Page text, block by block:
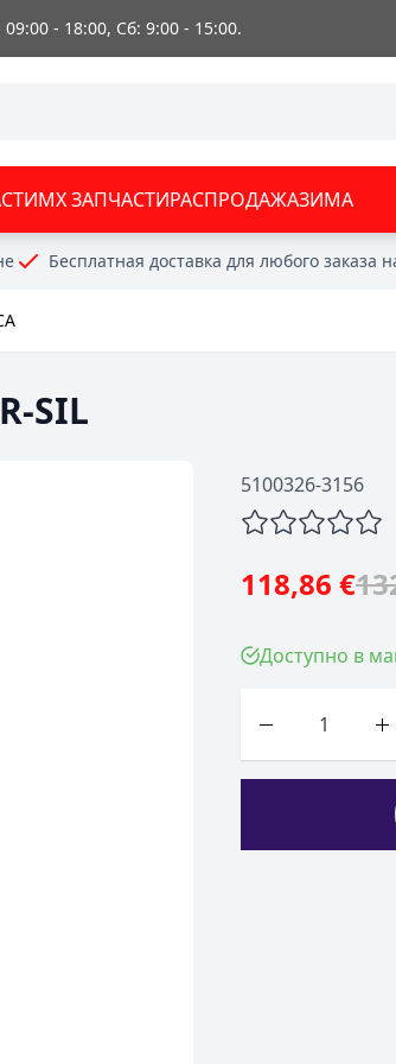
- 18:00, Сб: 9:00 - 15:00.
MX ЗАПЧАСТИРАСПРОДАЖАЗИМА
Бесплатная доставка для любого заказа
SIL
5100326-3156
118,86 €
Доступно в